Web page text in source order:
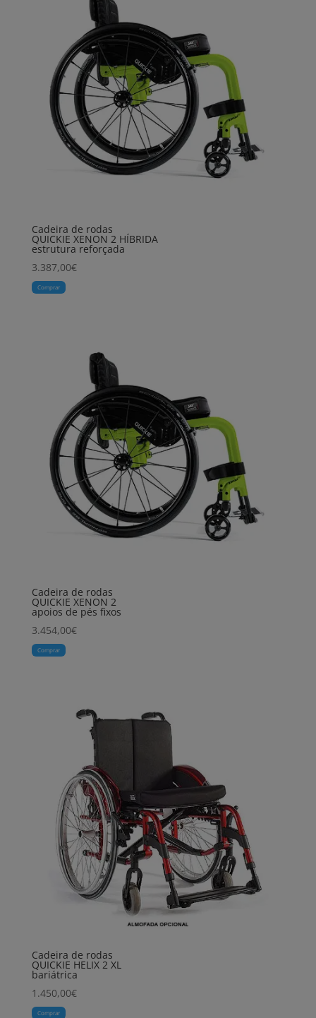
Cadeira de rodas
QUICKIE XENON 2 HÍBRIDA
estrutura reforçada
3.387,00€
Comprar
Cadeira de rodas
QUICKIE XENON 2
apoios de pés fixos
3.454,00€
Comprar
Cadeira de rodas
QUICKIE HELIX 2 XL
bariátrica
1.450,00€
Comprar